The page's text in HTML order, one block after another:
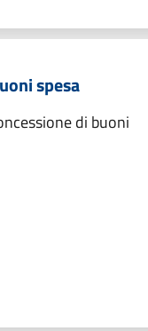
spesa
di buoni